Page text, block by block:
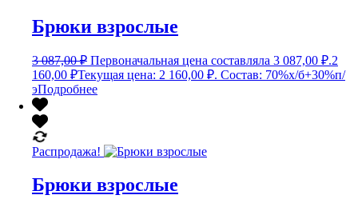
Брюки взрослые
3 087,00₽ Первоначальная цена составляла 3 087,00 ₽.2
160,00 ₽Текущая цена: 2 160,00 ₽. Состав: 70%х/б+30%п/
эПодробнее
Распродажа!
Брюки взрослые